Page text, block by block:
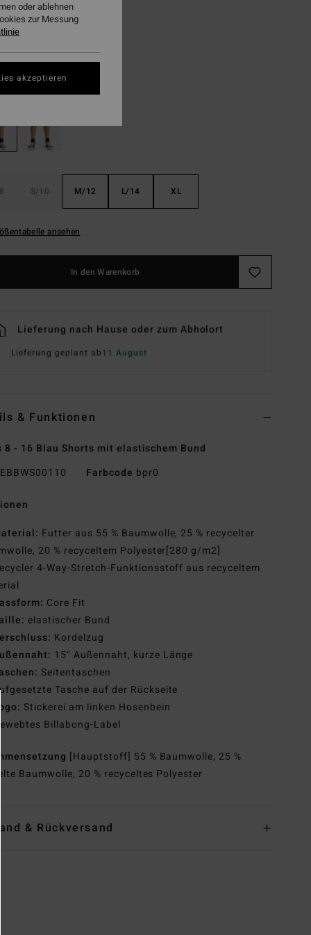
RABATT EXTRA 25%
Teal
S/10 M/12 L/14 XL
ansehen
In den Warenkorb
Lieferung nach Hause oder zum Abholort
Lieferung geplant ab11 August
& Funktionen
8 - 16 Blau Shorts mit elastischem Bund
EBBWS00110 Farbcode bpr0
Futter aus 55 % Baumwolle, 25 % recycelter
20 % recyceltem Polyester[280 g/m2]
4-Way-Stretch-Funktionsstoff aus recyceltem
Core Fit
elastischer Bund
Kordelzug
15" Außennaht, kurze Länge
Seitentaschen
Tasche auf der Rückseite
Logo: Stickerei am linken Hosenbein
Gewebtes Billabong-Label
[Hauptstoff] 55 % Baumwolle, 25 %
Baumwolle, 20 % recyceltes Polyester
& Rückversand
oder ablehnen
zur Messung
akzeptieren